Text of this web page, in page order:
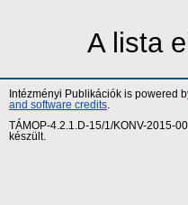
A lista
Intézményi Publikációk is powered
and software credits
TÁMOP-4.2.1.D-15/1/KONV-2015-
készült.